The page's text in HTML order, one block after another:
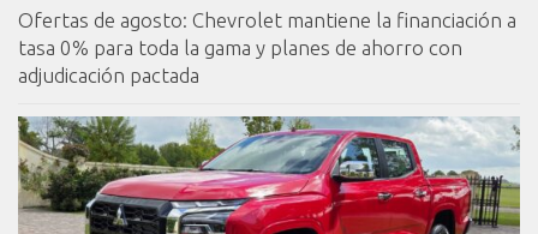
Ofertas de agosto: Chevrolet mantiene la financiación a
tasa 0% para toda la gama y planes de ahorro con
adjudicación pactada